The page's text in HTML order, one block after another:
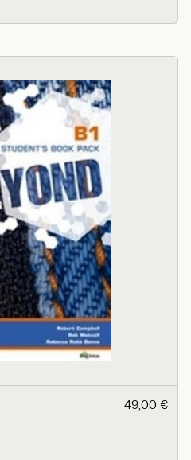
49,00 €